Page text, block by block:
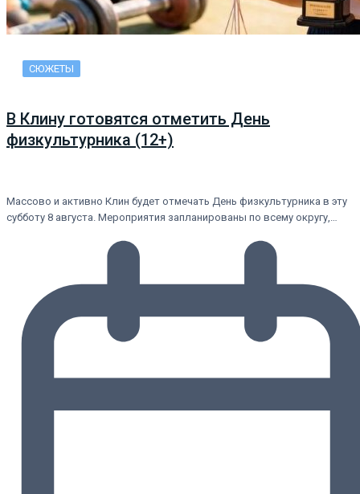
СЮЖЕТЫ
В Клину готовятся отметить День
физкультурника (12+)
Массово и активно Клин будет отмечать День физкультурника в эту
субботу 8 августа. Мероприятия запланированы по всему округу,…